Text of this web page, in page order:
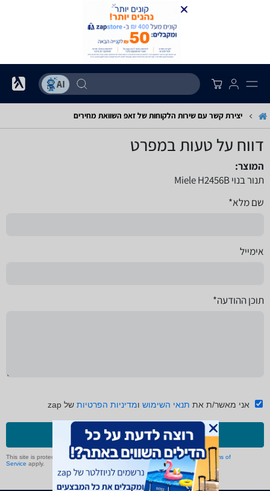
יצירת קשר עם שירות הלקוחות של זאפ השוואת מחירים
דווח על טעות במפרט
המוצר:
תנור בנוי Miele H2456B
שם מלא*
אימייל
תוכן ההודעה*
אני מאשר/ת את תנאי השימוש ומדיניות הפרטיות של zap
שליחה
This site is protected by reCAPTCHA and the GooglePrivacy Policyand Terms of
Service apply.